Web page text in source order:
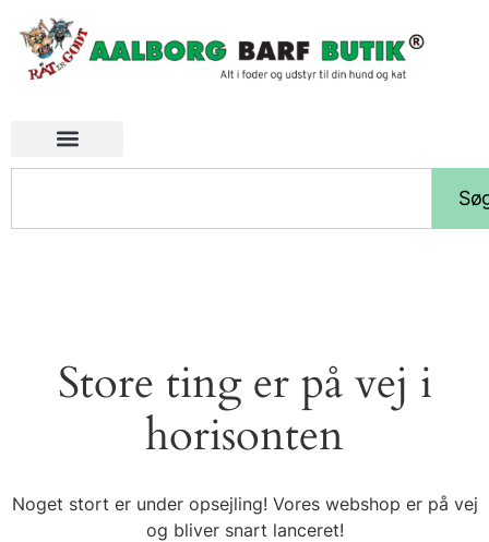
Store ting er på vej i
horisonten
Noget stort er under opsejling! Vores webshop er på vej
og bliver snart lanceret!